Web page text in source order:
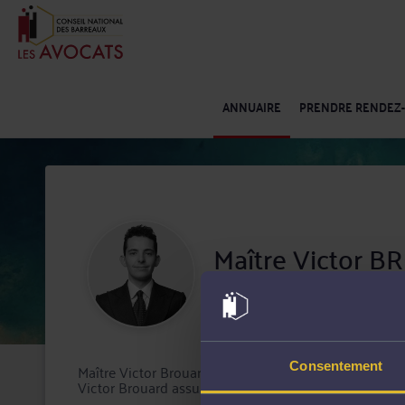
Consentement
ANNUAIRE PRENDRE
Maître Victor
Barreau de Lille
Maître Victor Brouard exerce son activité d'avocat à
Victor Brouard assure auprès de ses clients un rôle